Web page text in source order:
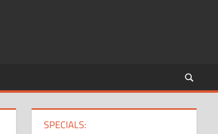
SPECIALS: